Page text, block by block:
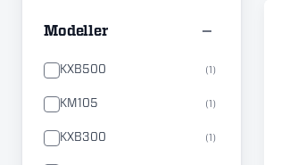
Modeller
KXB500 (1)
KM105 (1)
KXB300 (1)